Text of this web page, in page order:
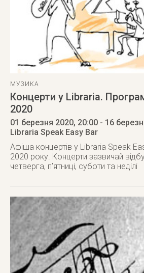
МУЗИКА
Концерти у Libraria.
2020
01 березня 2020, 20:00 - 16
Libraria Speak Easy Bar
Афіша концертів у Libraria Speak
2020 року. Концерти зазвичай
четверга, п’ятниці, суботи та неділі